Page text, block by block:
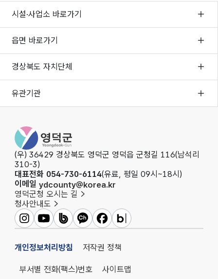
시설·사업소 바로가기
읍면 바로가기
경상북도 자치단체
유관기관
영덕군청
(우) 36429 경상북도 영덕군 영덕읍 군청길 116(남석리
310-3)
대표전화 054-730-6114(유료, 평일 09시~18시)
이메일 ydcounty@korea.kr
영덕군청 오시는 길
청사안내도
영덕군인스타그램
영덕군유튜브영덕군밴드영덕군카카오채널
영덕군페이스북
영덕군블로그
개인정보처리방침 저작권 정책
부서별 전화(팩스)번호 사이트맵